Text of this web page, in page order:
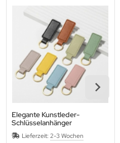
Elegante Kunstleder-
Schlüsselanhänger
Lieferzeit: 2-3 Wochen